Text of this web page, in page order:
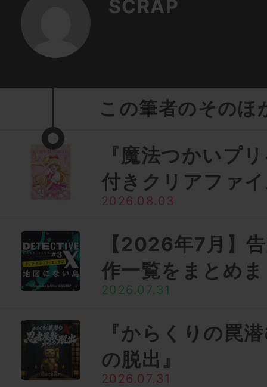
SCRAP
この筆者のそのほ
『魔法つかいプ
付きクリアファ
2026.08.03
【2026年7月】
作一覧をまとめ
2026.07.31
『からくりの罠
の脱出』
2026.07.31